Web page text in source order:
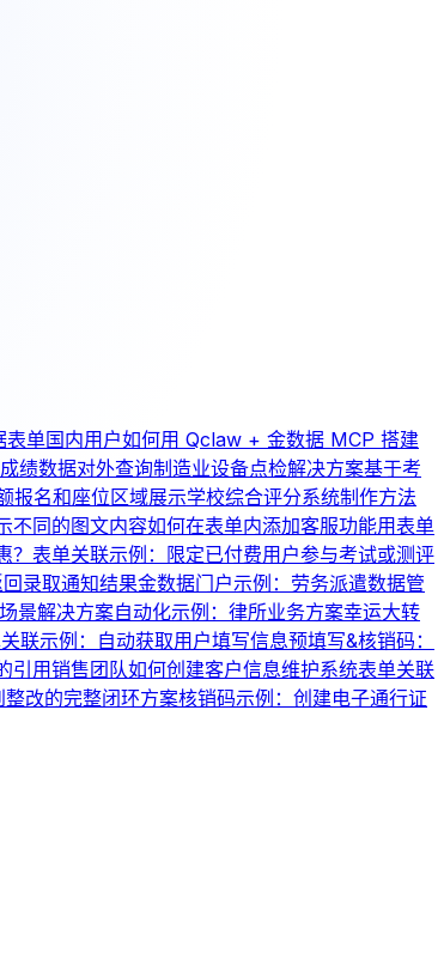
表单国内用户如何用 Qclaw + 金数据 MCP 搭建
绩数据对外查询制造业设备点检解决方案基于考
报名和座位区域展示学校综合评分系统制作方法
不同的图文内容如何在表单内添加客服功能用表单
？ 表单关联示例：限定已付费用户参与考试或测评
录取通知结果金数据门户示例：劳务派遣数据管
景解决方案自动化示例：律所业务方案幸运大转
联示例：自动获取用户填写信息预填写&核销码：
引用销售团队如何创建客户信息维护系统表单关联
整改的完整闭环方案核销码示例：创建电子通行证